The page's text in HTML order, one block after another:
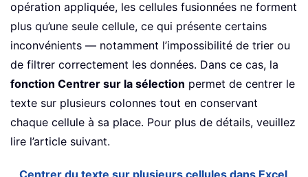
opération appliquée, les cellules fusionnées ne forment
plus qu’une seule cellule, ce qui présente certains
inconvénients — notamment l’impossibilité de trier ou
de filtrer correctement les données. Dans ce cas, la
fonction Centrer sur la sélection permet de centrer le
texte sur plusieurs colonnes tout en conservant
chaque cellule à sa place. Pour plus de détails, veuillez
lire l’article suivant.